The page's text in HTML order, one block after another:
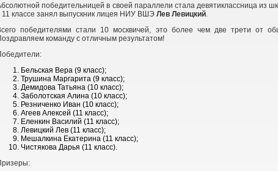
победительницей в своей параллели стала девятиклассница из
11 классе занял выпускник лицея НИУ ВШЭ Лев Левицкий.
победителями стали 10 москвичей, это более чем две трети от
команду с отличным результатом!
Бельская Вера (9 класс);
Трушина Маргарита (9 класс);
Демидова Татьяна (10 класс);
Заболотская Алина (10 класс);
Резниченко Иван (10 класс);
Агеев Алексей (11 класс);
Еленкин Василий (11 класс);
Левицкий Лев (11 класс);
Мешалкина Екатерина (11 класс);
Чистякова Дарья (11 класс).